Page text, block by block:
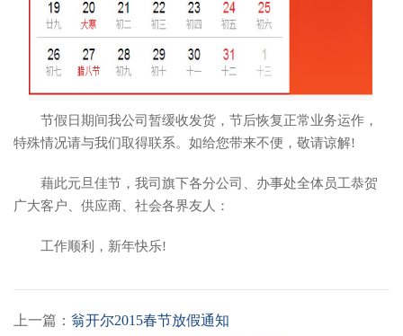
节假日期间我公司暂缓收发货，节后恢复正常业务运作，
特殊情况请与我们取得联系。如给您带来不便，敬请谅解!
藉此元旦佳节，我司旗下各分公司、办事处全体员工恭贺
广大客户、供应商、社会各界友人：
工作顺利，新年快乐!
上一篇： 翁开尔2015春节放假通知